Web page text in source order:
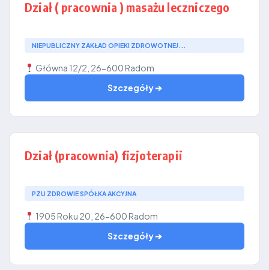
Dział ( pracownia ) masażu leczniczego
NIEPUBLICZNY ZAKŁAD OPIEKI ZDROWOTNEJ...
Główna 12/2, 26-600 Radom
Szczegóły ➔
Dział (pracownia) fizjoterapii
PZU ZDROWIE SPÓŁKA AKCYJNA
1905 Roku 20, 26-600 Radom
Szczegóły ➔